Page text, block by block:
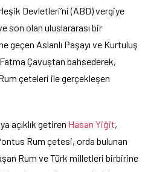
Devletleri’ni (ABD) vergiye
son olan uluslararası bir
geçen Aslanlı Paşayı ve Kurtuluş
Çavuştan bahsederek,
çeteleri ile gerçekleşen
açıklık getiren Hasan Yiğit,
Rum çetesi, orda bulunan
Rum ve Türk milletleri birbirine